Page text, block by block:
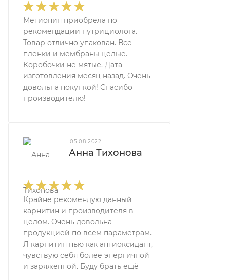
Метионин приобрела по
рекомендации нутрициолога.
Товар отлично упакован. Все
пленки и мембраны целые.
Коробочки не мятые. Дата
изготовления месяц назад. Очень
довольна покупкой! Спасибо
производителю!
05.08.2022
Анна Тихонова
Крайне рекомендую данный
карнитин и производителя в
целом. Очень довольна
продукцией по всем параметрам.
Л карнитин пью как антиоксидант,
чувствую себя более энергичной
и заряженной. Буду брать ещё